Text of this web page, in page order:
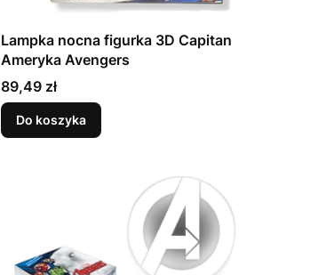
Lampka nocna figurka 3D Capitan
Ameryka Avengers
Cena
89,49 zł
Do koszyka